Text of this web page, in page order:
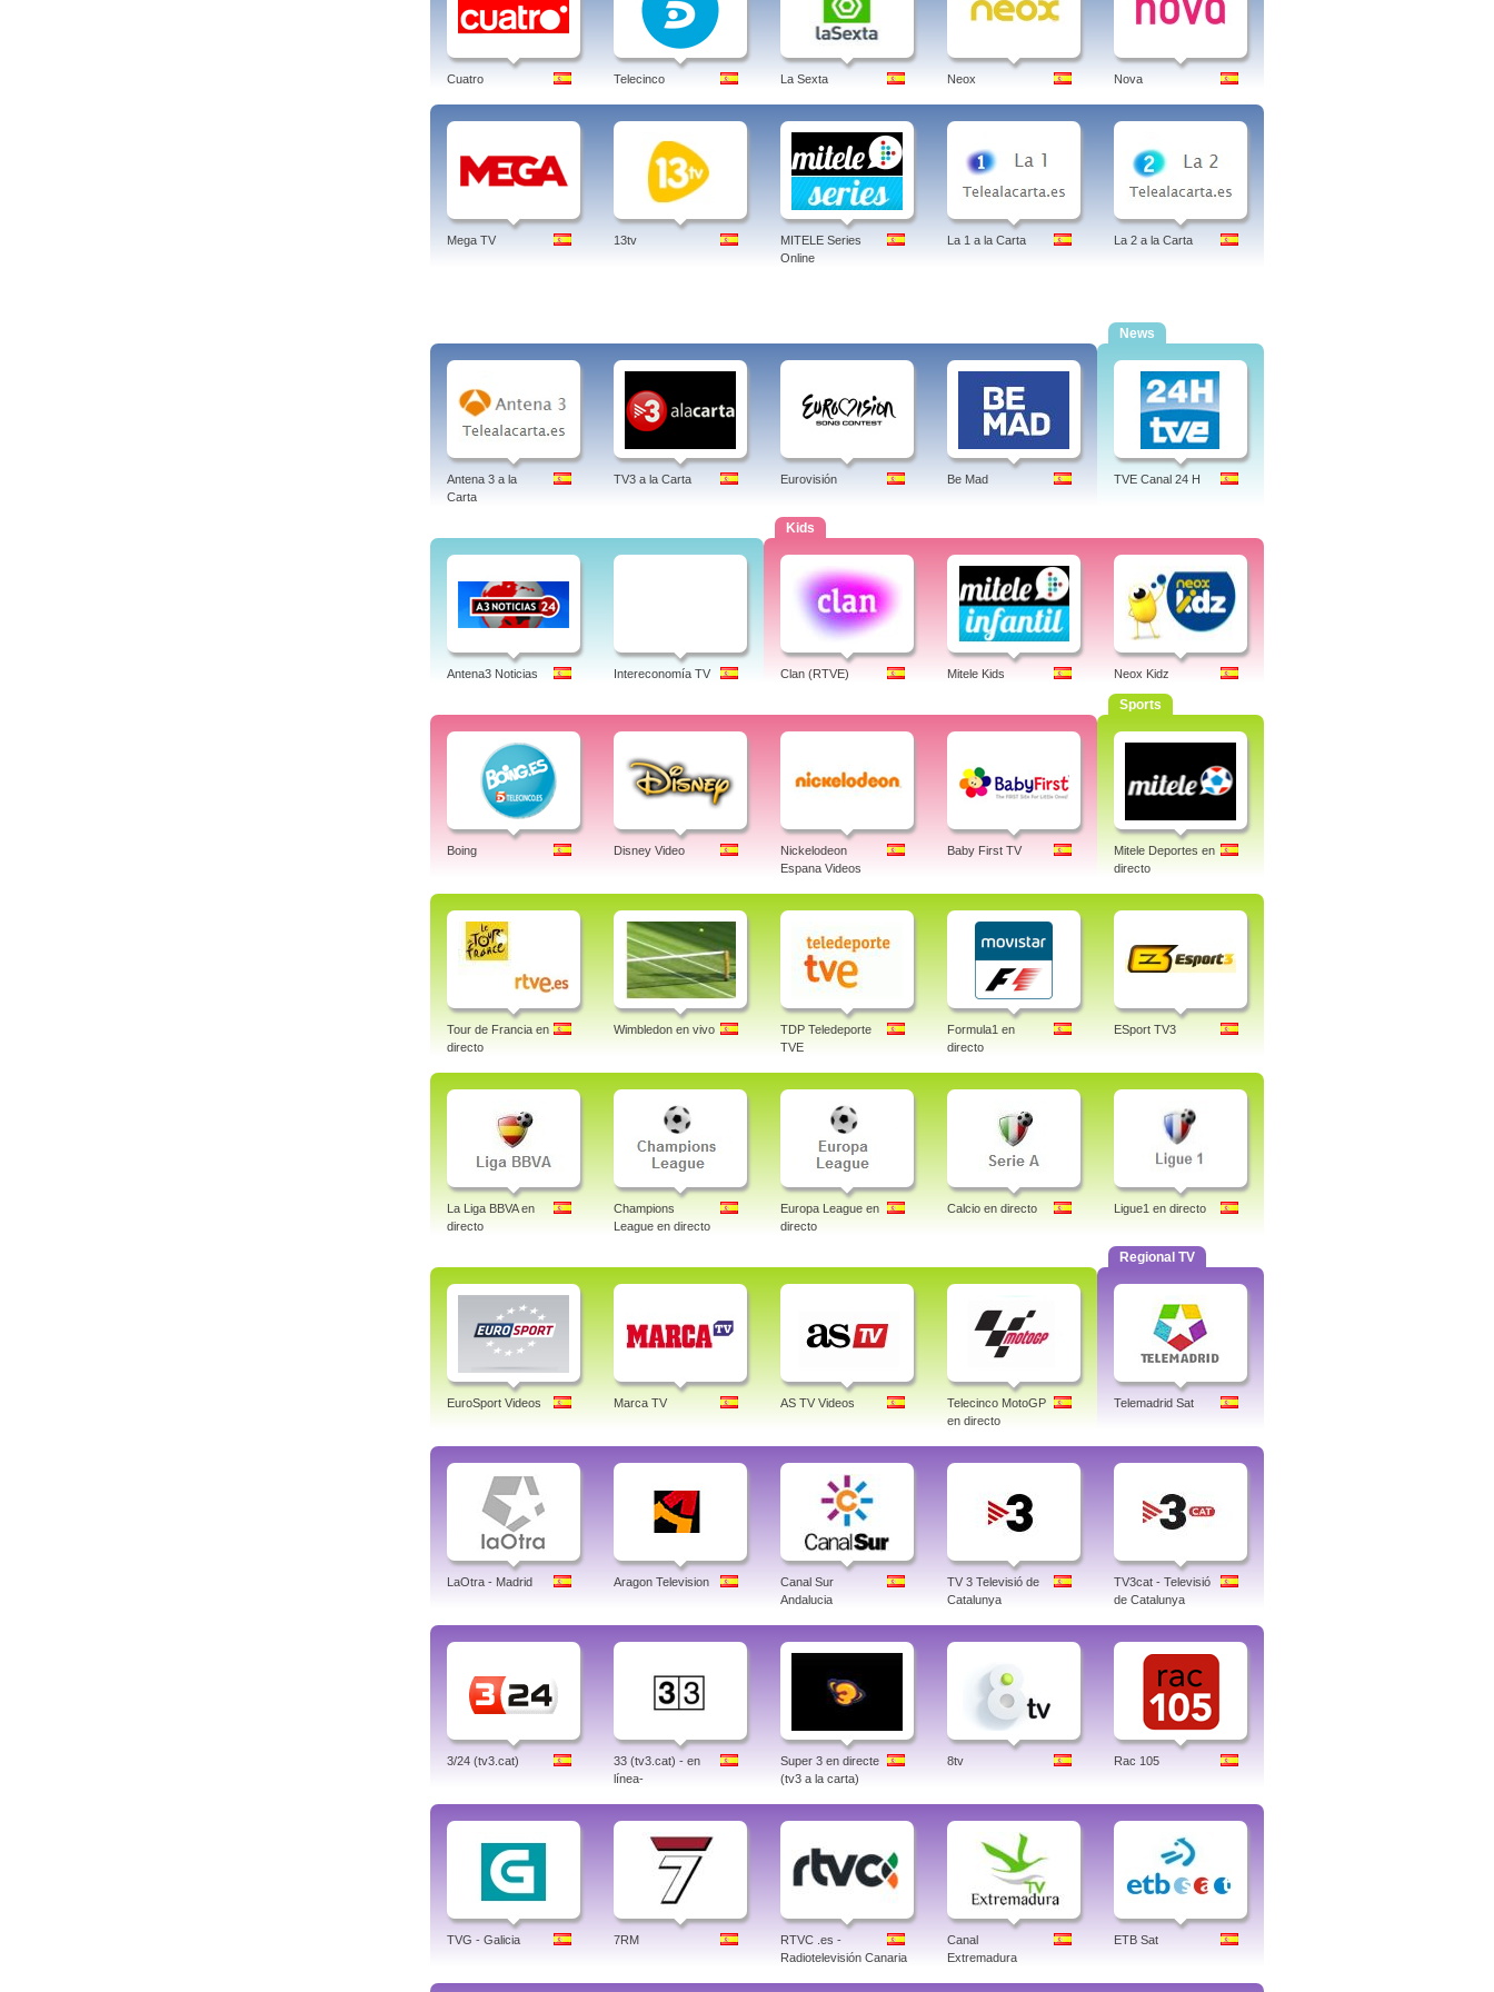
Cuatro Telecinco La Sexta Neox Nova
Mega TV 13tv
MITELE Series
Online
La 1 a la Carta La 2 a la Carta
Antena 3 a la
Carta
TV3 a la Carta Eurovisión Be Mad
News
TVE Canal 24 H
Antena3 Noticias Intereconomía TV
Kids
Clan (RTVE) Mitele Kids Neox Kidz
Boing Disney Video
Nickelodeon
Espana Videos
Baby First TV
Sports
Mitele Deportes en
directo
Tour de Francia en
directo
Wimbledon en vivo
TDP Teledeporte
TVE
Formula1 en
directo
ESport TV3
La Liga BBVA en
directo
Champions
League en directo
Europa League en
directo
Calcio en directo Ligue1 en directo
EuroSport Videos Marca TV AS TV Videos
Telecinco MotoGP
en directo
Regional TV
Telemadrid Sat
LaOtra - Madrid Aragon Television
Canal Sur
Andalucia
TV 3 Televisió de
Catalunya
TV3cat - Televisió
de Catalunya
3/24 (tv3.cat)
33 (tv3.cat) - en
línea-
Super 3 en directe
(tv3 a la carta)
8tv Rac 105
TVG - Galicia 7RM
RTVC .es -
Radiotelevisión Canaria
Canal
Extremadura
ETB Sat